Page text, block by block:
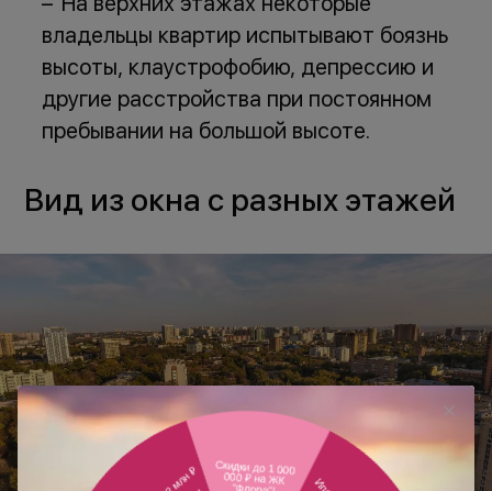
владельцы квартир испытывают боязнь
высоты, клаустрофобию, депрессию и
другие расстройства при постоянном
пребывании на большой высоте.
Вид из окна с разных этажей